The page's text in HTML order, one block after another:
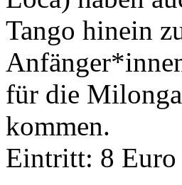
Tango hinein
für die
kommen.
Eintritt: 8 Euro